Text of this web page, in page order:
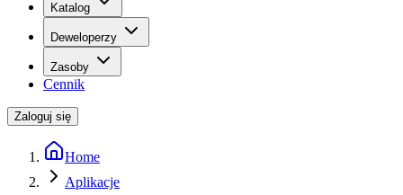
Katalog
Deweloperzy
Zasoby
Cennik
Zaloguj się
Home
Aplikacje